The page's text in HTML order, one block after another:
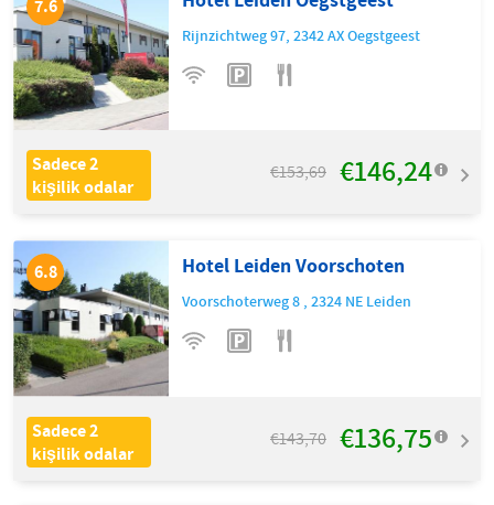
6.8 Hotel Leiden Voorschoten
Voorschoterweg 8 ,2324 NE Leiden
Sadece 2
kişilik odalar
€143,70 €136,75
7.6
Rijnzichtweg 97,2342 AXOegstgeest
Sadece 2
kişilik odalar
€153,69 €146,24